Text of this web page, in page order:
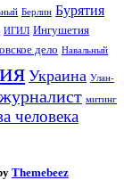
Берлин Бурятия
ИГИЛ Ингушетия
дело Навальный
Украина Улан-
журналист митинг
человека
Themebeez